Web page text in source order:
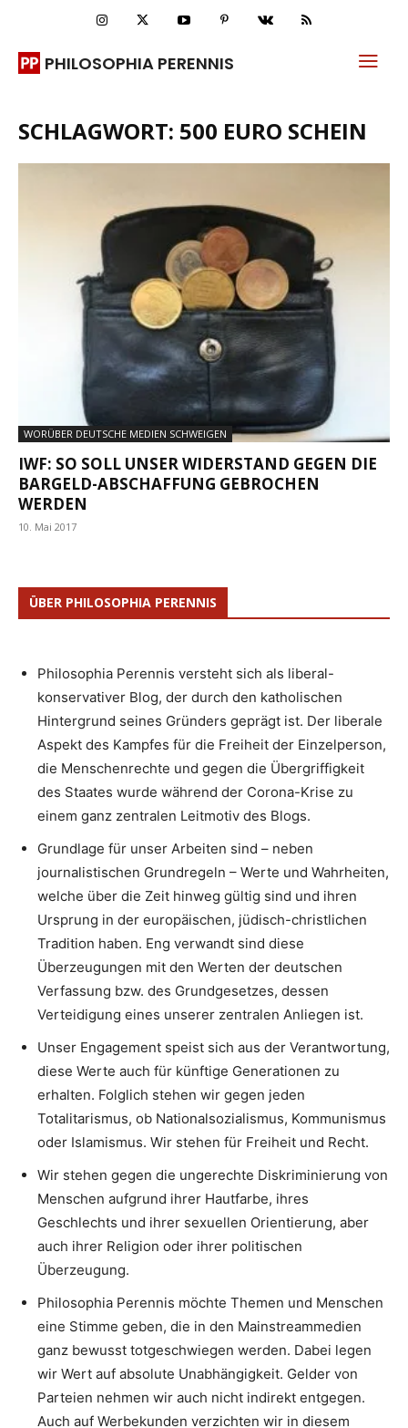
PHILOSOPHIA PERENNIS
SCHLAGWORT: 500 EURO SCHEIN
WORÜBER DEUTSCHE MEDIEN SCHWEIGEN
IWF: SO SOLL UNSER WIDERSTAND GEGEN DIE
BARGELD-ABSCHAFFUNG GEBROCHEN
WERDEN
10. Mai 2017
ÜBER PHILOSOPHIA PERENNIS
Philosophia Perennis versteht sich als liberal-
konservativer Blog, der durch den katholischen
Hintergrund seines Gründers geprägt ist. Der liberale
Aspekt des Kampfes für die Freiheit der Einzelperson,
die Menschenrechte und gegen die Übergriffigkeit
des Staates wurde während der Corona-Krise zu
einem ganz zentralen Leitmotiv des Blogs.
Grundlage für unser Arbeiten sind – neben
journalistischen Grundregeln – Werte und Wahrheiten,
welche über die Zeit hinweg gültig sind und ihren
Ursprung in der europäischen, jüdisch-christlichen
Tradition haben. Eng verwandt sind diese
Überzeugungen mit den Werten der deutschen
Verfassung bzw. des Grundgesetzes, dessen
Verteidigung eines unserer zentralen Anliegen ist.
Unser Engagement speist sich aus der Verantwortung,
diese Werte auch für künftige Generationen zu
erhalten. Folglich stehen wir gegen jeden
Totalitarismus, ob Nationalsozialismus, Kommunismus
oder Islamismus. Wir stehen für Freiheit und Recht.
Wir stehen gegen die ungerechte Diskriminierung von
Menschen aufgrund ihrer Hautfarbe, ihres
Geschlechts und ihrer sexuellen Orientierung, aber
auch ihrer Religion oder ihrer politischen
Überzeugung.
Philosophia Perennis möchte Themen und Menschen
eine Stimme geben, die in den Mainstreammedien
ganz bewusst totgeschwiegen werden. Dabei legen
wir Wert auf absolute Unabhängigkeit. Gelder von
Parteien nehmen wir auch nicht indirekt entgegen.
Auch auf Werbekunden verzichten wir in diesem